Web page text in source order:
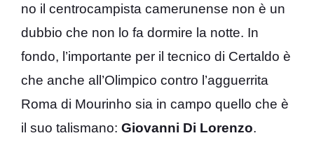
no il centrocampista camerunense non è un
dubbio che non lo fa dormire la notte. In
fondo, l’importante per il tecnico di Certaldo è
che anche all’Olimpico contro l’agguerrita
Roma di Mourinho sia in campo quello che è
il suo talismano: Giovanni Di Lorenzo.